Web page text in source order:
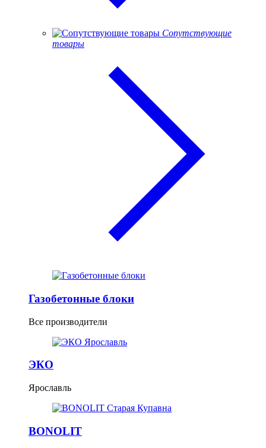
Сопутствующие
товары
Газобетонные блоки
Все производители
ЭКО
Ярославль
BONOLIT